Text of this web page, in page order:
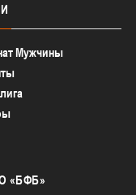
Мужчины
«БФБ»